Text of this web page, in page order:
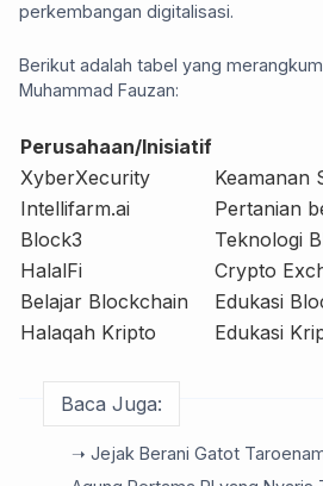
perkembangan digitalisasi.
Berikut adalah tabel yang
Muhammad Fauzan:
Perusahaan/Inisiatif
XyberXecurity
Keamanan
Intellifarm.ai
Pertanian
Block3
Teknologi
HalalFi
Crypto
Belajar Blockchain
Edukasi
Halaqah Kripto
Edukasi
Baca Juga:
➝ Jejak Berani Gatot